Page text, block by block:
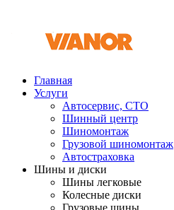
Главная
Услуги
Автосервис, СТО
Шинный центр
Шиномонтаж
Грузовой шиномонтаж
Автостраховка
Шины и диски
Шины легковые
Колесные диски
Грузовые шины